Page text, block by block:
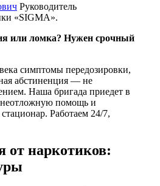
Руководитель
«SIGMA».
или ломка? Нужен срочный
симптомы передозировки,
абстиненция — не
Наша бригада приедет в
неотложную помощь и
Работаем 24/7,
от наркотиков: